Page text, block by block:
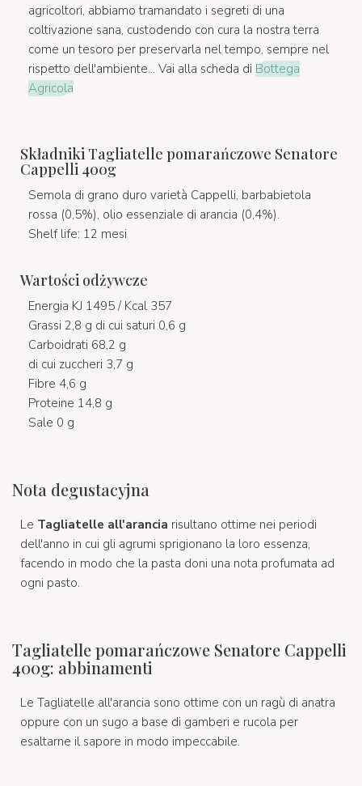
agricoltori, abbiamo tramandato i segreti di una
coltivazione sana, custodendo con cura la nostra terra
come un tesoro per preservarla nel tempo, sempre nel
rispetto dell'ambiente... Vai alla scheda di Bottega
Agricola
Składniki Tagliatelle pomarańczowe Senatore
Cappelli 400g
Semola di grano duro varietà Cappelli, barbabietola
rossa (0,5%), olio essenziale di arancia (0,4%).
Shelf life: 12 mesi
Wartości odżywcze
Energia KJ 1495 / Kcal 357
Grassi 2,8 g di cui saturi 0,6 g
Carboidrati 68,2 g
di cui zuccheri 3,7 g
Fibre 4,6 g
Proteine 14,8 g
Sale 0 g
Nota degustacyjna
Le Tagliatelle all'arancia risultano ottime nei periodi
dell'anno in cui gli agrumi sprigionano la loro essenza,
facendo in modo che la pasta doni una nota profumata ad
ogni pasto.
Tagliatelle pomarańczowe Senatore Cappelli
400g: abbinamenti
Le Tagliatelle all'arancia sono ottime con un ragù di anatra
oppure con un sugo a base di gamberi e rucola per
esaltarne il sapore in modo impeccabile.